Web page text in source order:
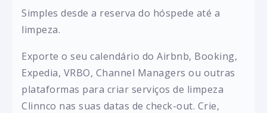
Simples desde a reserva do hóspede até a
limpeza.
Exporte o seu calendário do Airbnb, Booking,
Expedia, VRBO, Channel Managers ou outras
plataformas para criar serviços de limpeza
Clinnco nas suas datas de check-out. Crie,